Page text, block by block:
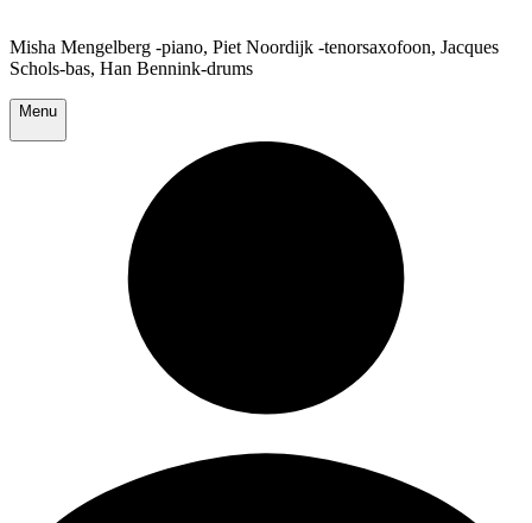
Misha Mengelberg -piano, Piet Noordijk -tenorsaxofoon, Jacques
Schols-bas, Han Bennink-drums
Menu